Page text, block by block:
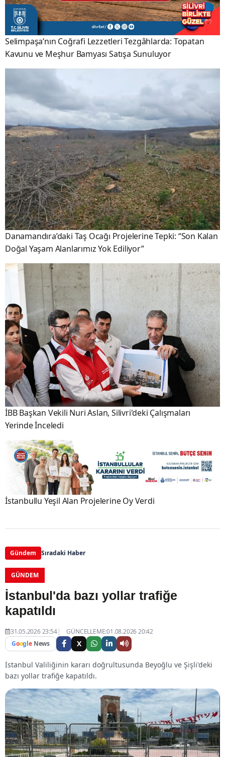
Selimpaşa’nın Coğrafi Lezzetleri Tezgâhlarda: Topatan
Kavunu ve Meşhur Bamyası Satışa Sunuluyor
Danamandıra’daki Taş Ocağı Projelerine Tepki: “Son Kalan
Doğal Yaşam Alanlarımız Yok Ediliyor”
İBB Başkan Vekili Nuri Aslan, Silivri'deki Çalışmaları
Yerinde İnceledi
İstanbullu Yeşil Alan Projelerine Oy Verdi
Gündem Sıradaki Haber
GÜNDEM
İstanbul'da bazı yollar trafiğe
kapatıldı
31.05.2026 23:54
GÜNCELLEME:01.08.2026 20:42
Google News X
İstanbul Valiliğinin kararı doğrultusunda Beyoğlu ve Şişli'deki
bazı yollar trafiğe kapatıldı.